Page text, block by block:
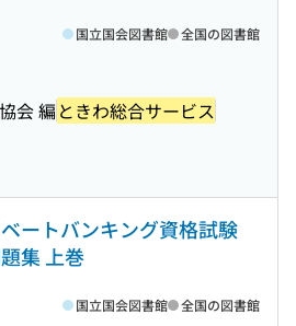
会 編 ときわ総合サービス
国立国会図書館 全国の図書館
ートバンキング資格試験
集 上巻
国立国会図書館 全国の図書館